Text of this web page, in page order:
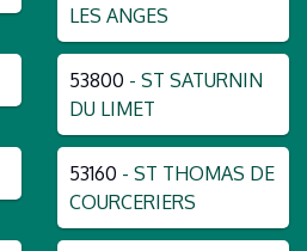
LES ANGES
53800 - ST SATURNIN
DU LIMET
53160 - ST THOMAS DE
COURCERIERS